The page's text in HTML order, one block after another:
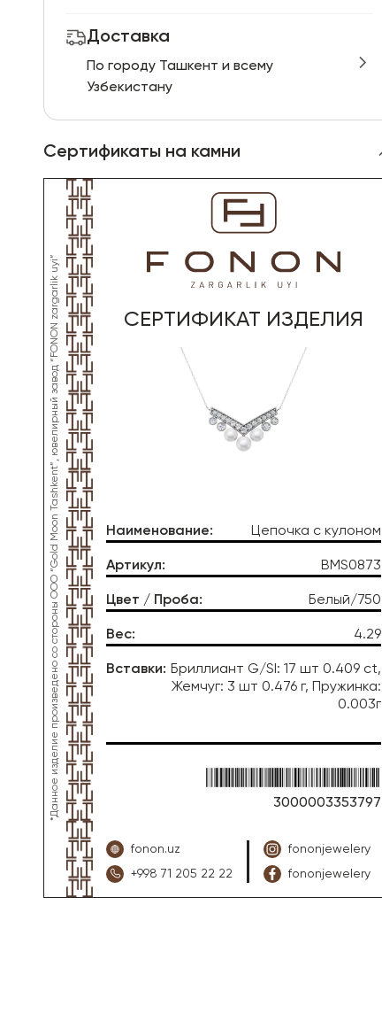
Доставка
По городу Ташкент и всему
Узбекистану
Сертификаты на камни
*Данное изделие произведено со стороны OOO “Gold Moon Tashkent”, ювелирный завод “FONON zargarlik uyi” СЕРТИФИКАТ ИЗДЕЛИЯ
Наименование: Цепочка с кулоном
Артикул: BMS0873
Цвет / Проба: Белый/750
Вес: 4.29
Вставки: Бриллиант G/SI: 17 шт 0.409 ct,
Жемчуг: 3 шт 0.476 г, Пружинка:
0.003г
3000003353797
fonon.uz
+998 71 205 22 22
fononjewelery
fononjewelery